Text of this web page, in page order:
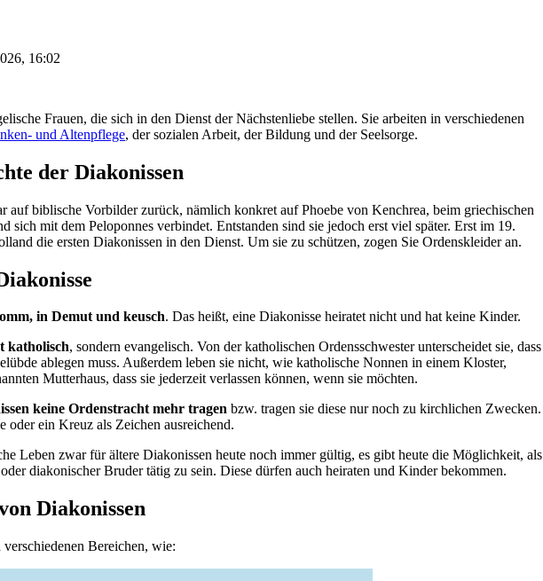
16:02
Frauen, die sich in den Dienst der Nächstenliebe stellen. Sie arbeiten in verschiedenen
und Altenpflege, der sozialen Arbeit, der Bildung und der Seelsorge.
der Diakonissen
auf biblische Vorbilder zurück, nämlich konkret auf Phoebe von Kenchrea, beim griechischen
sich mit dem Peloponnes verbindet. Entstanden sind sie jedoch erst viel später. Erst im 19.
die ersten Diakonissen in den Dienst. Um sie zu schützen, zogen Sie Ordenskleider an.
in Demut und keusch. Das heißt, eine Diakonisse heiratet nicht und hat keine Kinder.
katholisch, sondern evangelisch. Von der katholischen Ordensschwester unterscheidet sie, dass
ablegen muss. Außerdem leben sie nicht, wie katholische Nonnen in einem Kloster,
Mutterhaus, dass sie jederzeit verlassen können, wenn sie möchten.
keine Ordenstracht mehr tragen bzw. tragen sie diese nur noch zu kirchlichen Zwecken.
oder ein Kreuz als Zeichen ausreichend.
Leben zwar für ältere Diakonissen heute noch immer gültig, es gibt heute die Möglichkeit, als
diakonischer Bruder tätig zu sein. Diese dürfen auch heiraten und Kinder bekommen.
Diakonissen
Bereichen, wie: